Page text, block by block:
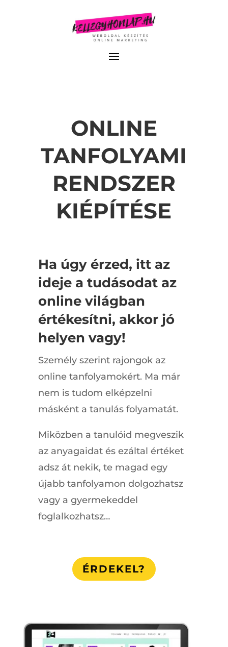
ONLINE
TANFOLYAMI
RENDSZER
KIÉPÍTÉSE
Ha úgy érzed, itt az
ideje a tudásodat az
online világban
értékesítni, akkor jó
helyen vagy!
Személy szerint rajongok az
online tanfolyamokért. Ma már
nem is tudom elképzelni
másként a tanulás folyamatát.
Miközben a tanulóid megveszik
az anyagaidat és ezáltal értéket
adsz át nekik, te magad egy
újabb tanfolyamon dolgozhatsz
vagy a gyermekeddel
foglalkozhatsz…
ÉRDEKEL?